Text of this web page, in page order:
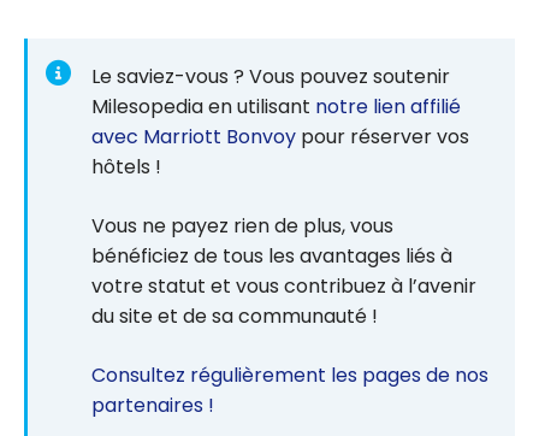
Le saviez-vous ? Vous pouvez soutenir
Milesopedia en utilisant notre lien affilié
avec Marriott Bonvoy pour réserver vos
hôtels !
Vous ne payez rien de plus, vous
bénéficiez de tous les avantages liés à
votre statut et vous contribuez à l’avenir
du site et de sa communauté !
Consultez régulièrement les pages de nos
partenaires !